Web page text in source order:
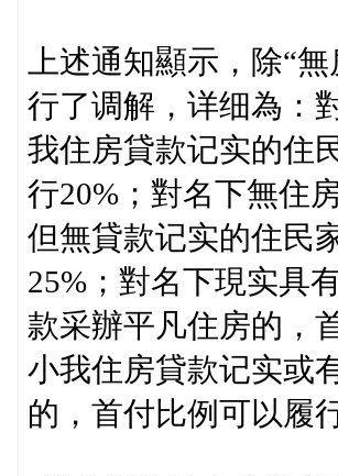
上述通知顯示，除“
行了调解，详细為：
我住房貸款记实的住
行20%；對名下無住
但無貸款记实的住民
25%；對名下現实具
款采辦平凡住房的，
小我住房貸款记实或
的，首付比例可以履